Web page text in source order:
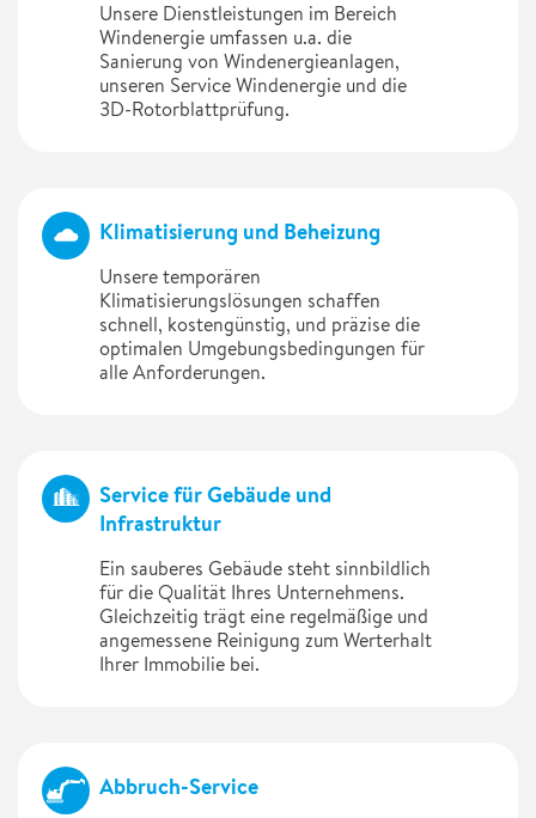
Unsere Dienstleistungen im Bereich
Windenergie umfassen u.a. die
Sanierung von Windenergieanlagen,
unseren Service Windenergie und die
3D-Rotorblattprüfung.
Klimatisierung und Beheizung
Unsere temporären
Klimatisierungslösungen schaffen
schnell, kostengünstig, und präzise die
optimalen Umgebungsbedingungen für
alle Anforderungen.
Service für Gebäude und
Infrastruktur
Ein sauberes Gebäude steht sinnbildlich
für die Qualität Ihres Unternehmens.
Gleichzeitig trägt eine regelmäßige und
angemessene Reinigung zum Werterhalt
Ihrer Immobilie bei.
Abbruch-Service